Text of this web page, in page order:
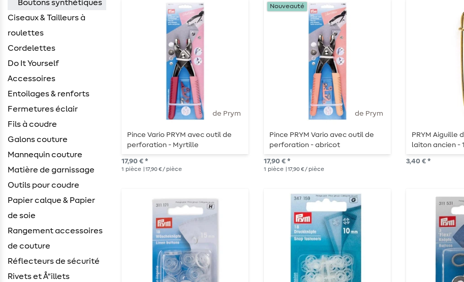
Boutons synthétiques
Ciseaux & Tailleurs à
roulettes
Cordelettes
Do It Yourself
Accessoires
Entoilages & renforts
Fermetures éclair
Fils à coudre
Galons couture
Mannequin couture
Matière de garnissage
Outils pour coudre
Papier calque & Papier
de soie
Rangement accessoires
de couture
Réflecteurs de sécurité
Rivets et Å“illets
de Prym
Pince Vario PRYM avec outil de
perforation - Myrtille
17,90 € *
1 pièce | 17,90 € / pièce
de Prym
Nouveauté
Pince PRYM Vario avec outil de
perforation - abricot
17,90 € *
1 pièce | 17,90 € / pièce
PRYM Aiguille
laiton ancien -
3,40 € *